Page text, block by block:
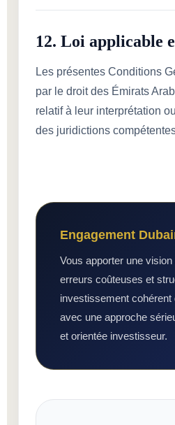
12. Loi applicable
Les présentes Conditions
par le droit des Émirats
relatif à leur interprétation
des juridictions
Engagement
Vous apporter une
erreurs coûteuses et
investissement
avec une approche
et orientée investisseur.